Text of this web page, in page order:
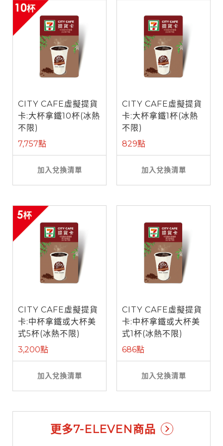
CITY CAFE虛擬提貨
卡:大杯拿鐵10杯(冰熱
不限)
7,757點
加入兌換清單
CITY CAFE虛擬提貨
卡:大杯拿鐵1杯(冰熱
不限)
829點
加入兌換清單
CITY CAFE虛擬提貨
卡:中杯拿鐵或大杯美
式5杯(冰熱不限)
3,200點
加入兌換清單
CITY CAFE虛擬提貨
卡:中杯拿鐵或大杯美
式1杯(冰熱不限)
686點
加入兌換清單
更多7-ELEVEN商品